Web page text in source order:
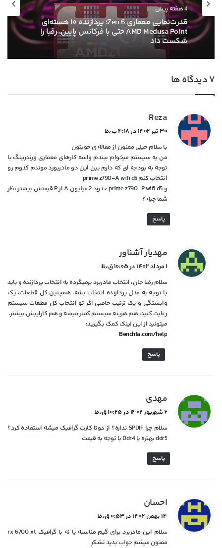
۱۳ خرداد ۱۴۰۵
ام‌اس‌آی با خنک‌کننده حرارتی الماس و فیوزهای
هوشمند به استقبال نسل بعدی کارت‌های
گرافیک انویدیا رفت
‫۷ دیدگاه ها
Reza
ف
:
۳۰ تیر ۱۴۰۲ در ۴:۱۸ ب٫ظ
با سلام خیلی ممنون از مقاله ی خوبتون
من یه سیستم میخوام ببندم واسه کارهای معماری ورندرینگ با
توجه به بودجه ای که دارم بین این دو مادربورد موندم کدوم رو
انتخاب کنم prime z790-A wifi d5
و prime z790-P wifi d5 حدود 2 میلیون A از P قیمتش بیشتر نظر
شما چیه ؟
پاسخ
مهدیار آشناور
:
۱ مرداد ۱۴۰۲ در ۱۰:۰۵ ق٫ظ
سلام رضا جان، انتخاب مادربرد برمیگرده به انتخاب پردازنده و باید
با توجه به مدل پردازنده انتخاب بشه. همچنین کل قطعات، یک
وابستگی و یک ترتیب خاصی اگر تو انتخاب کل قطعات سیستم
رعایت کنید، هم هزینه سیستم کمتر میشه و هم کاراییش بیشتر.
میتونید از این لینک کمک بگیرید:
Benchfa.com/help
پاسخ
مهدی
۶ شهریور ۱۴۰۲ در ۱۰:۲۵ ق٫ظ
سلام چرا SPDIF نداره؟ از دوتا کارت گرافیک میشه استفاده کرد؟
ddr5 بهتره یا Ddr4 با توجه به قیمت
پاسخ
احسان
ف
:
۱۴ بهمن ۱۴۰۲ در ۰:۵۳ ق٫ظ
سلام این مادربرد برای گیم مناسبه یا نه با گرافیک rx 6700 xt
ممنون میشم جواب بدید تشکر